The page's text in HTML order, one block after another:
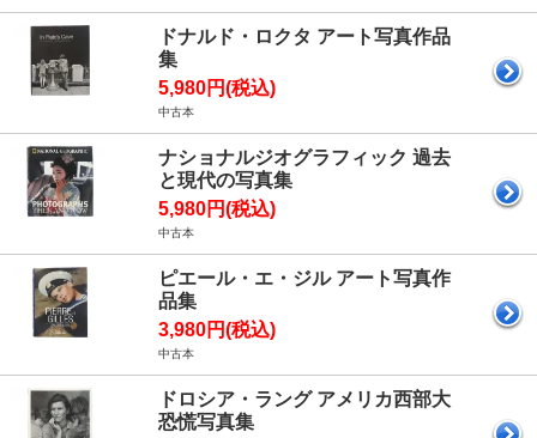
ドナルド・ロクタ アート写真作品
集
5,980円(税込)
中古本
ナショナルジオグラフィック 過去
と現代の写真集
5,980円(税込)
中古本
ピエール・エ・ジル アート写真作
品集
3,980円(税込)
中古本
ドロシア・ラング アメリカ西部大
恐慌写真集